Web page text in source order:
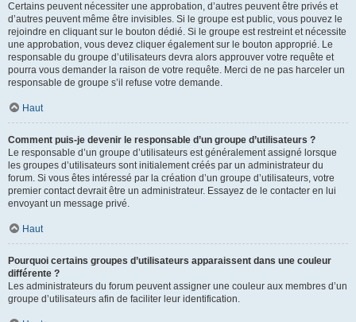
Certains peuvent nécessiter une approbation, d’autres peuvent être privés et
d’autres peuvent même être invisibles. Si le groupe est public, vous pouvez le
rejoindre en cliquant sur le bouton dédié. Si le groupe est restreint et nécessite
une approbation, vous devez cliquer également sur le bouton approprié. Le
responsable du groupe d’utilisateurs devra alors approuver votre requête et
pourra vous demander la raison de votre requête. Merci de ne pas harceler un
responsable de groupe s’il refuse votre demande.
Haut
Comment puis-je devenir le responsable d’un groupe d’utilisateurs ?
Le responsable d’un groupe d’utilisateurs est généralement assigné lorsque
les groupes d’utilisateurs sont initialement créés par un administrateur du
forum. Si vous êtes intéressé par la création d’un groupe d’utilisateurs, votre
premier contact devrait être un administrateur. Essayez de le contacter en lui
envoyant un message privé.
Haut
Pourquoi certains groupes d’utilisateurs apparaissent dans une couleur
différente ?
Les administrateurs du forum peuvent assigner une couleur aux membres d’un
groupe d’utilisateurs afin de faciliter leur identification.